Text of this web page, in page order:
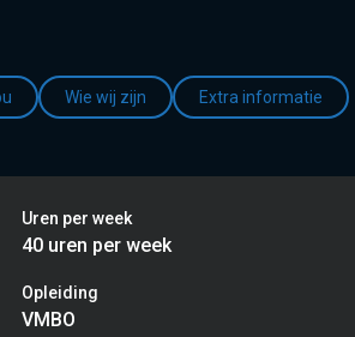
Wie wij zijn Extra informatie
Uren per week
40 uren per week
Opleiding
VMBO